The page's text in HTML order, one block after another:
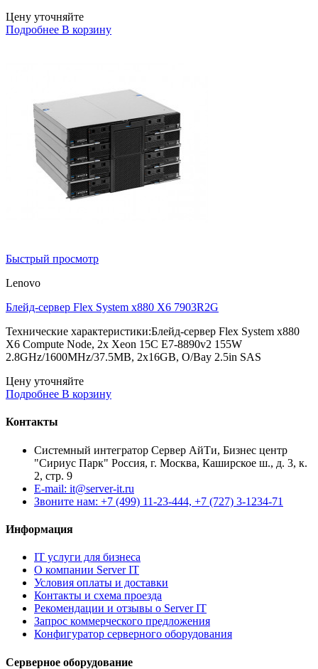
Цену уточняйте
Подробнее В корзину
Быстрый просмотр
Lenovo
Блейд-сервер Flex System x880 X6 7903R2G
Технические характеристики:Блейд-сервер Flex System x880
X6 Compute Node, 2x Xeon 15C E7-8890v2 155W
2.8GHz/1600MHz/37.5MB, 2x16GB, O/Bay 2.5in SAS
Цену уточняйте
Подробнее В корзину
Контакты
Системный интегратор Сервер АйТи, Бизнес центр
"Сириус Парк" Россия, г. Москва, Каширское ш., д. 3, к.
2, стр. 9
E-mail: it@server-it.ru
Звоните нам: +7 (499) 11-23-444, +7 (727) 3-1234-71
Информация
IT услуги для бизнеса
О компании Server IT
Условия оплаты и доставки
Контакты и схема проезда
Рекомендации и отзывы о Server IT
Запрос коммерческого предложения
Конфигуратор серверного оборудования
Серверное оборудование